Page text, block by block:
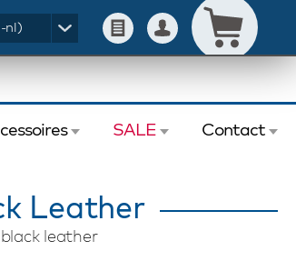
nl)
SALE Contact
Leather
leather